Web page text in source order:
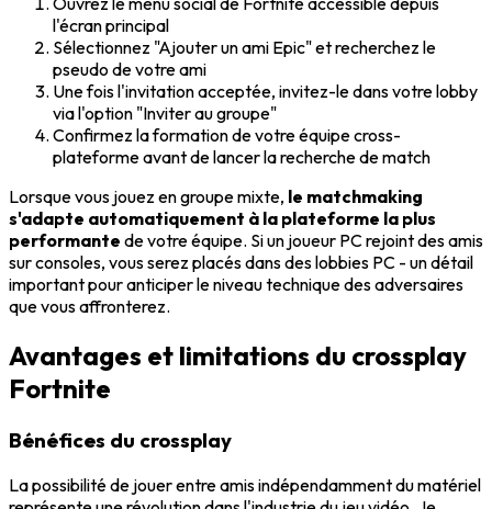
l'écran principal
Sélectionnez "Ajouter un ami Epic" et recherchez le
pseudo de votre ami
Une fois l'invitation acceptée, invitez-le dans votre lobby
via l'option "Inviter au groupe"
Confirmez la formation de votre équipe cross-
plateforme avant de lancer la recherche de match
Lorsque vous jouez en groupe mixte, le matchmaking
s'adapte automatiquement à la plateforme la plus
performante de votre équipe. Si un joueur PC rejoint des amis
sur consoles, vous serez placés dans des lobbies PC - un détail
important pour anticiper le niveau technique des adversaires
que vous affronterez.
Avantages et limitations du crossplay
Fortnite
Bénéfices du crossplay
La possibilité de jouer entre amis indépendamment du matériel